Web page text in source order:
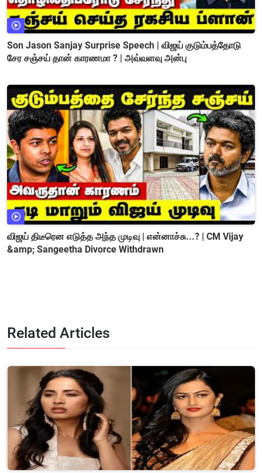
Son Jason Sanjay Surprise Speech | விஜய் குடும்பத்தோடு
சேர சஞ்சய் தான் காரணமா ? | அவ்வளவு அன்பு
விஜய் திடீரென எடுத்த அந்த முடிவு | என்னாச்சு...? | CM Vijay
&amp; Sangeetha Divorce Withdrawn
Related Articles